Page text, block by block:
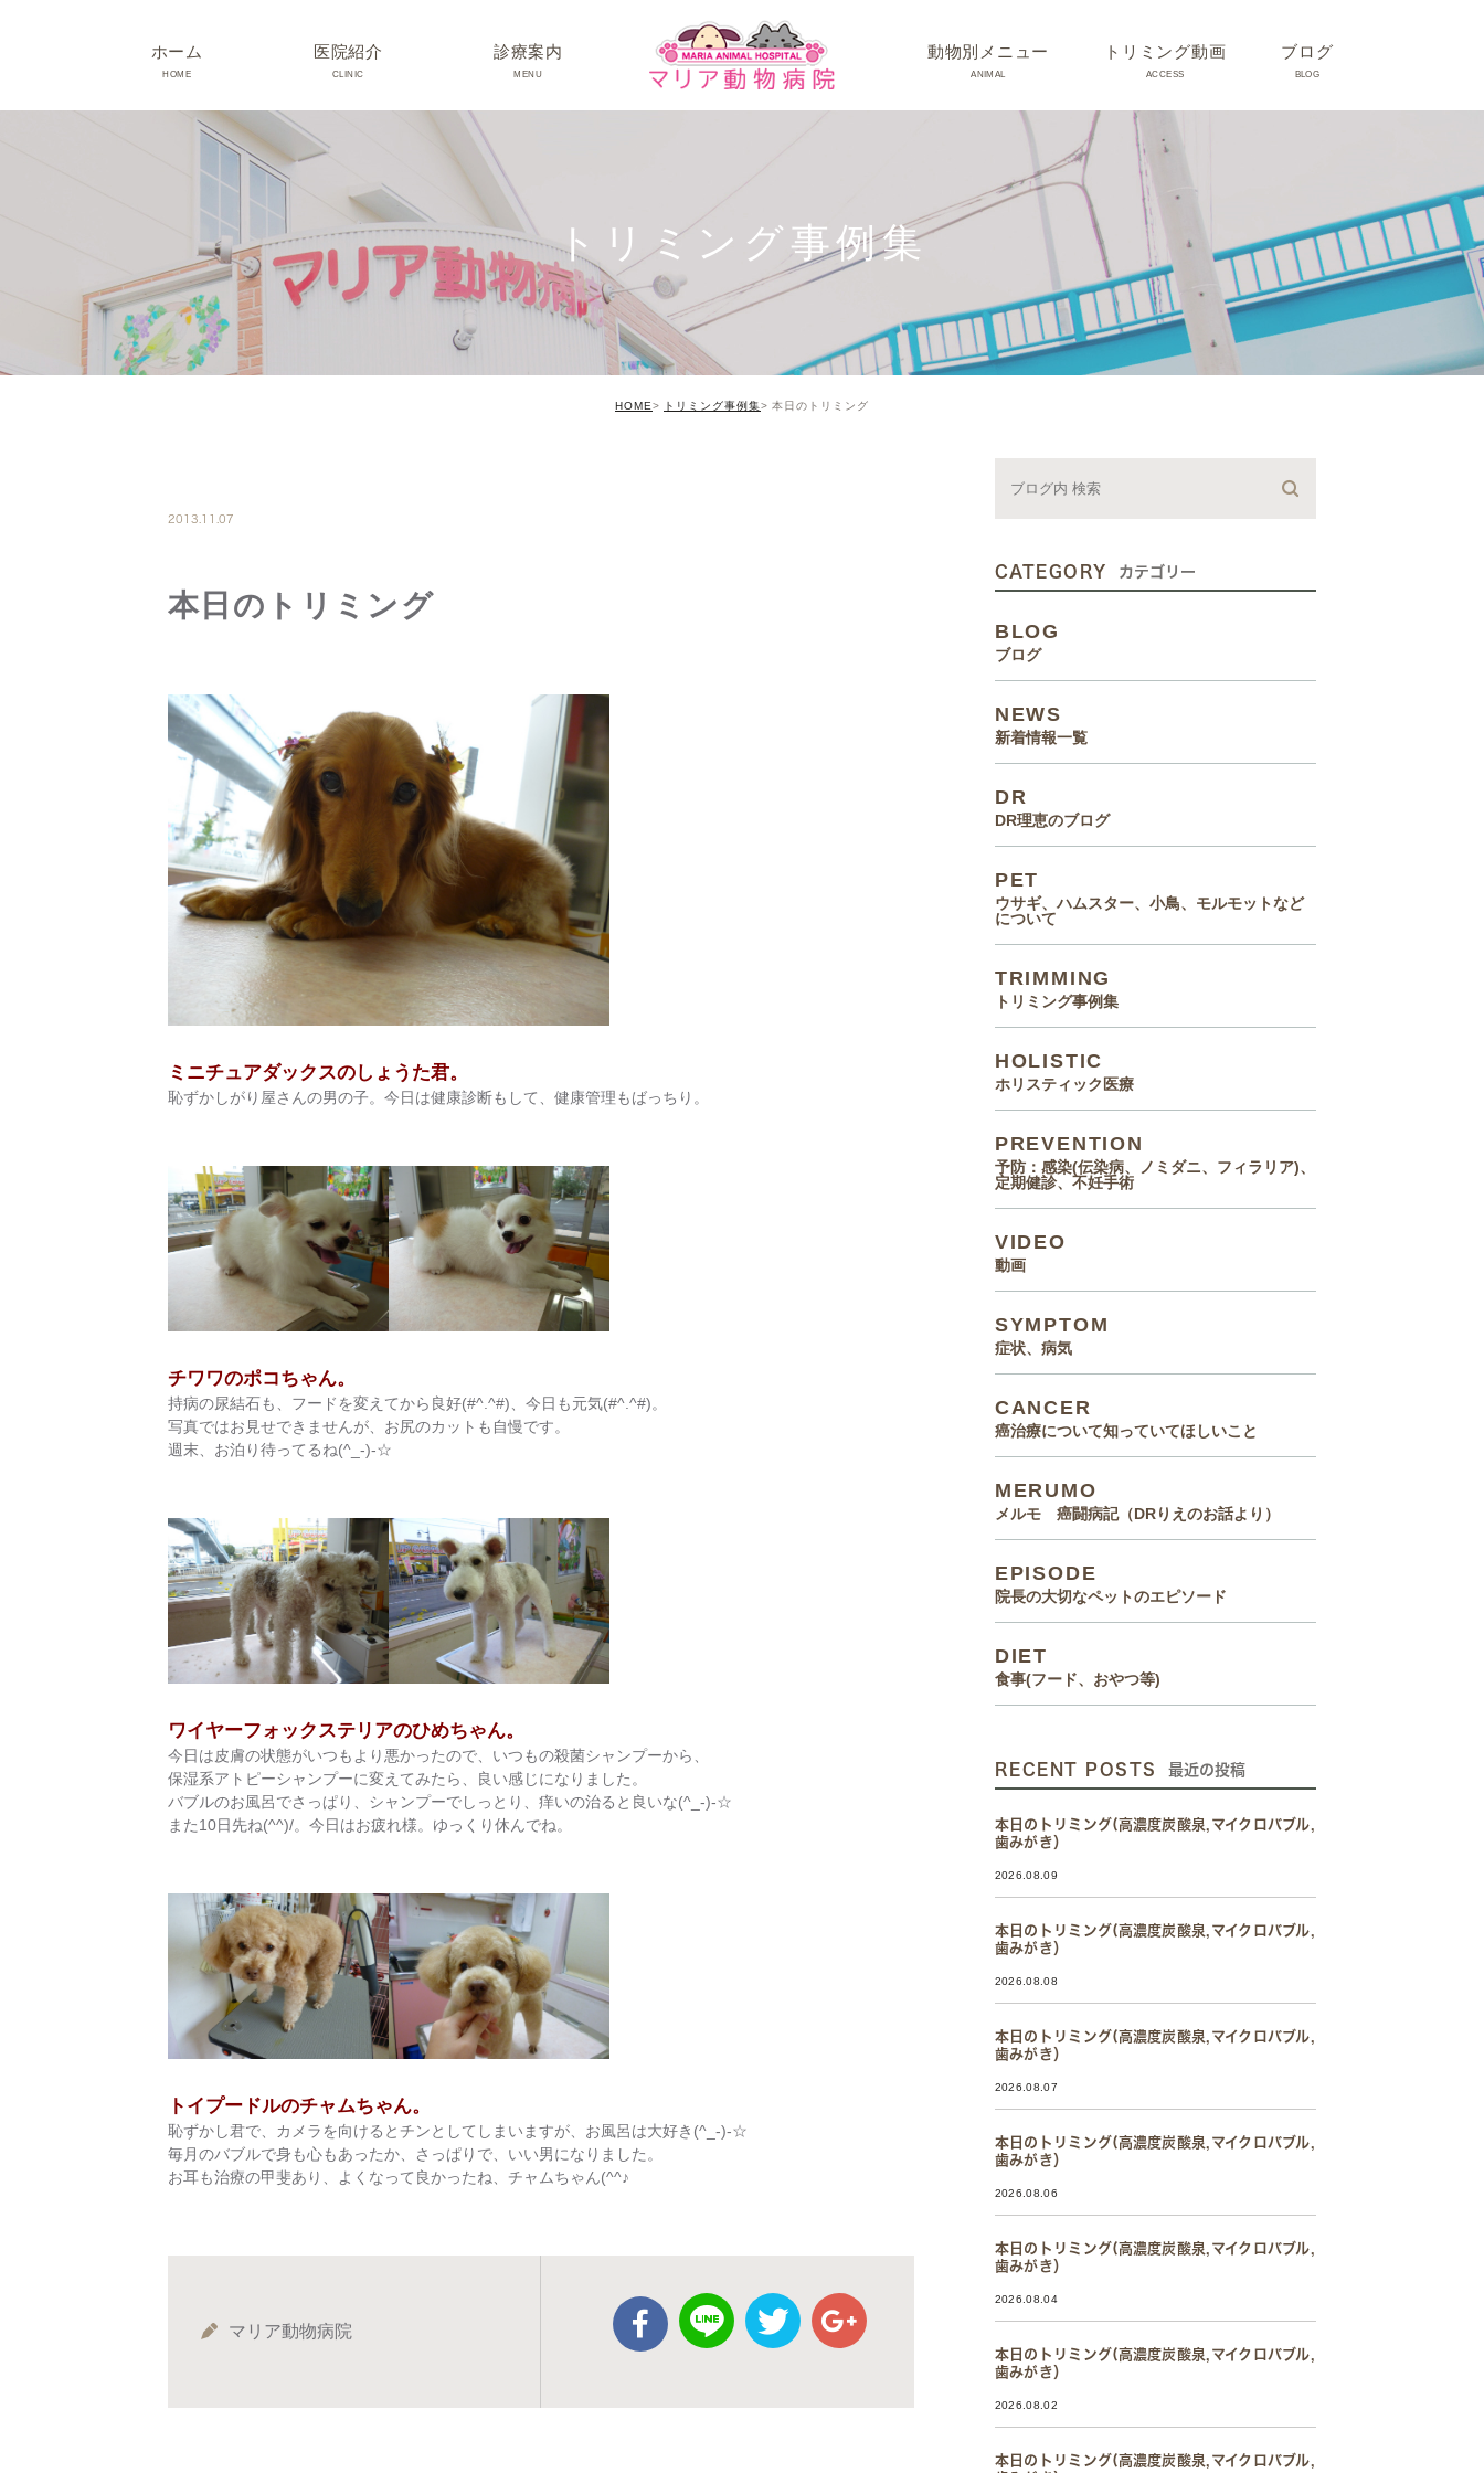
ホーム
HOME
医院紹介
CLINIC
院長･スタッフ紹介
診療時間･アクセス
院内紹介･初診の方へ
医院設備
診療案内
MENU
動物別メニュー
ANIMAL
ネコちゃんの病気
うさぎちゃん･その他動物の病気
トリミング動画
ACCESS
ブログ
BLOG
うさぎ、ハムスター、小鳥、
モルモットなどについて
トリミング事例集
ホリスティック医療
トリミング事例集
HOME トリミング事例集 本日のトリミング
2013.11.07
本日のトリミング
ミニチュアダックスのしょうた君。
恥ずかしがり屋さんの男の子。今日は健康診断もして、健康管理もばっちり。
チワワのポコちゃん。
持病の尿結石も、フードを変えてから良好(#^.^#)、今日も元気(#^.^#)。
写真ではお見せできませんが、お尻のカットも自慢です。
週末、お泊り待ってるね(^_-)-☆
ワイヤーフォックステリアのひめちゃん。
今日は皮膚の状態がいつもより悪かったので、いつもの殺菌シャンプーから、
保湿系アトピーシャンプーに変えてみたら、良い感じになりました。
バブルのお風呂でさっぱり、シャンプーでしっとり、痒いの治ると良いな(^_-)-☆
また10日先ね(^^)/。今日はお疲れ様。ゆっくり休んでね。
トイプードルのチャムちゃん。
恥ずかし君で、カメラを向けるとチンとしてしまいますが、お風呂は大好き(^_-)-☆
毎月のバブルで身も心もあったか、さっぱりで、いい男になりました。
お耳も治療の甲斐あり、よくなって良かったね、チャムちゃん(^^♪
マリア動物病院
CATEGORY カテゴリー
BLOG
ブログ
NEWS
新着情報一覧
DR
DR理恵のブログ
PET
ウサギ、ハムスター、小鳥、モルモットなど
について
TRIMMING
トリミング事例集
HOLISTIC
ホリスティック医療
PREVENTION
予防：感染(伝染病、ノミダニ、フィラリア)、
定期健診、不妊手術
VIDEO
動画
SYMPTOM
症状、病気
CANCER
癌治療について知っていてほしいこと
MERUMO
メルモ 癌闘病記（DRりえのお話より）
EPISODE
院長の大切なペットのエピソード
DIET
食事(フード、おやつ等)
RECENT POSTS 最近の投稿
本日のトリミング(高濃度炭酸泉,マイクロバブル,
歯みがき）
2026.08.09
本日のトリミング(高濃度炭酸泉,マイクロバブル,
歯みがき）
2026.08.08
本日のトリミング(高濃度炭酸泉,マイクロバブル,
歯みがき）
2026.08.07
本日のトリミング(高濃度炭酸泉,マイクロバブル,
歯みがき）
2026.08.06
本日のトリミング(高濃度炭酸泉,マイクロバブル,
歯みがき）
2026.08.04
本日のトリミング(高濃度炭酸泉,マイクロバブル,
歯みがき）
2026.08.02
本日のトリミング(高濃度炭酸泉,マイクロバブル,